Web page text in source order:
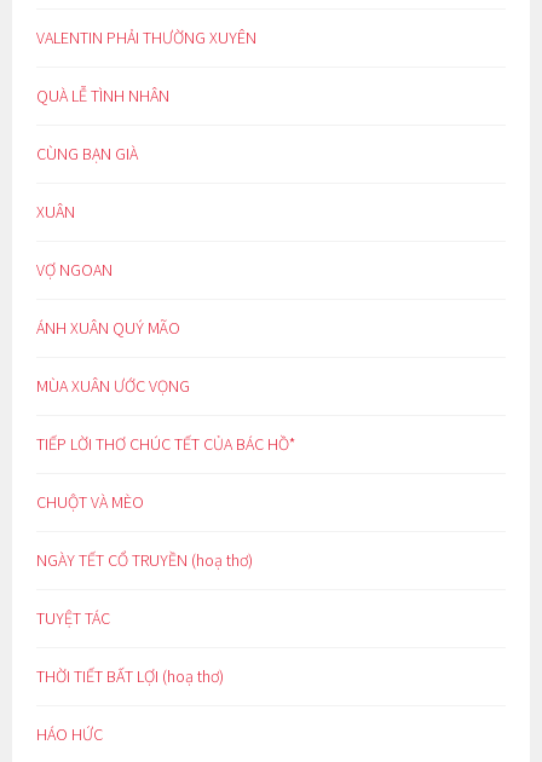
VALENTIN PHẢI THƯỜNG XUYÊN
QUÀ LỄ TÌNH NHÂN
CÙNG BẠN GIÀ
XUÂN
VỢ NGOAN
ÁNH XUÂN QUÝ MÃO
MÙA XUÂN ƯỚC VỌNG
TIẾP LỜI THƠ CHÚC TẾT CỦA BÁC HỒ*
CHUỘT VÀ MÈO
NGÀY TẾT CỔ TRUYỀN (hoạ thơ)
TUYỆT TÁC
THỜI TIẾT BẤT LỢI (hoạ thơ)
HÁO HỨC